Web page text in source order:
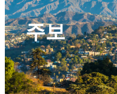
주보